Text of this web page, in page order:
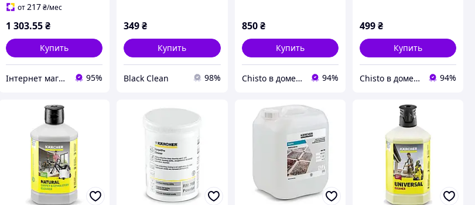
от217₴/мес
1 303.55₴
Купить
Інтернет магазин Strument 95%
349₴
Купить
Black Clean 98%
850 ₴
Купить
Chisto в доме и на работе 94%
499₴
Купить
Chisto в доме и на работе 94%